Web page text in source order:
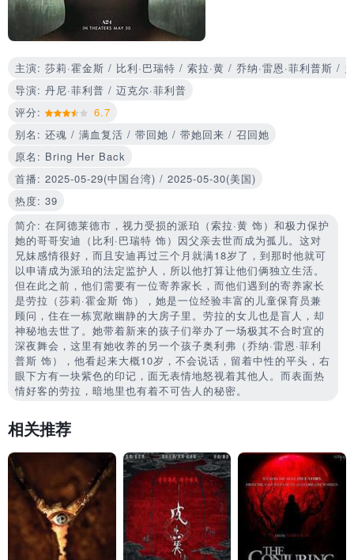
主演: 莎莉·霍金斯 / 比利·巴瑞特 / 索拉·黄 / 乔纳·雷恩·菲利普斯 /
导演: 丹尼·菲利普 / 迈克尔·菲利普
评分:
6.7
别名: 还魂 / 满血复活 / 带回她 / 带她回来 / 召回她
原名: Bring Her Back
首播: 2025-05-29(中国台湾) / 2025-05-30(美国)
热度: 39
简介: 在阿德莱德市，视力受损的派珀（索拉·黄 饰）和极力保护
她的哥哥安迪（比利·巴瑞特 饰）因父亲去世而成为孤儿。这对
兄妹感情很好，而且安迪再过三个月就满18岁了，到那时他就可
以申请成为派珀的法定监护人，所以他打算让他们俩独立生活。
但在此之前，他们需要有一位寄养家长，而他们遇到的寄养家长
是劳拉（莎莉·霍金斯 饰），她是一位经验丰富的儿童保育员兼
顾问，住在一栋宽敞幽静的大房子里。劳拉的女儿也是盲人，却
神秘地去世了。她带着新来的孩子们举办了一场极其不合时宜的
深夜舞会，这里有她收养的另一个孩子奥利弗（乔纳·雷恩·菲利
普斯 饰），他看起来大概10岁，不会说话，留着中性的平头，右
眼下方有一块紫色的印记，面无表情地怒视着其他人。而表面热
情好客的劳拉，暗地里也有着不可告人的秘密。
相关推荐